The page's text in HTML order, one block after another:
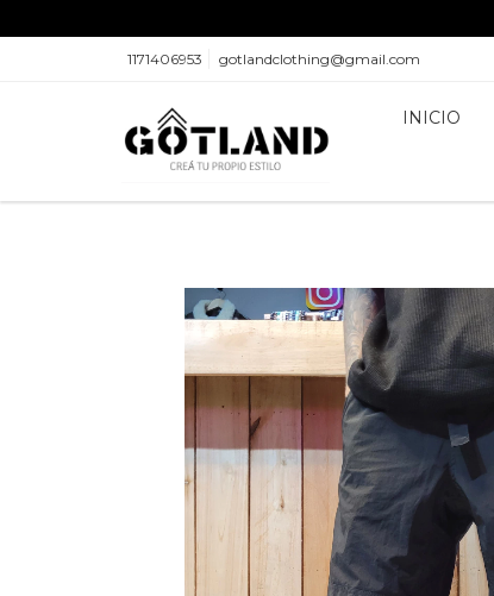
1171406953 gotlandclothing@gmail.com
INICIO